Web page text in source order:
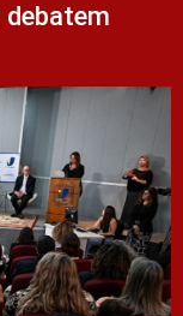
debatem